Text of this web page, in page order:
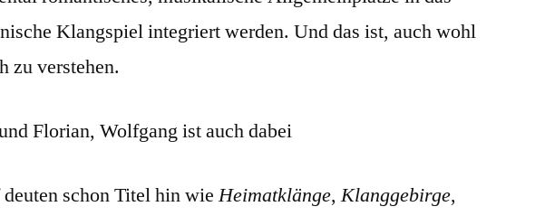
Klangspiel integriert werden. Und das ist, auch wohl
zu verstehen.
schon Titel hin wieHeimatklänge,Klanggebirge,